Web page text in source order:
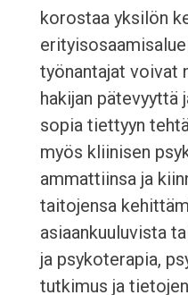
korostaa yksilön
työnantajat voivat
hakijan pätevyyttä
sopia tiettyyn
myös kliinisen
ammattiinsa ja
taitojensa
asiaankuuluvista
ja psykoterapia,
tutkimus ja